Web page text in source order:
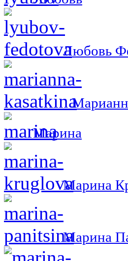
Любовь
Марина
Марина
Марина